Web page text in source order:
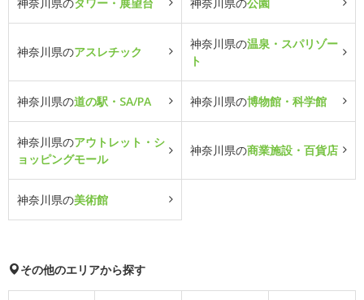
神奈川県のアスレチック
神奈川県の温泉・スパリゾー
ト
神奈川県の道の駅・SA/PA 神奈川県の博物館・科学館
神奈川県のアウトレット・シ
ョッピングモール
神奈川県の商業施設・百貨店
神奈川県の美術館
その他のエリアから探す